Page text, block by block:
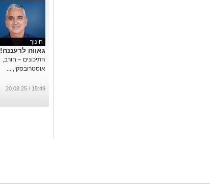
חינוך
גאווה לרעננה!
התיכונים – חורב,
אוסטרובסקי, ...
15:49 / 20.08.25